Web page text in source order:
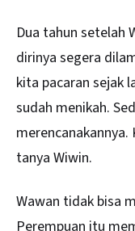
Dua tahun setelah
dirinya segera
kita pacaran sejak
sudah menikah.
merencanakannya.
tanya Wiwin.
Wawan tidak bisa
Perempuan itu